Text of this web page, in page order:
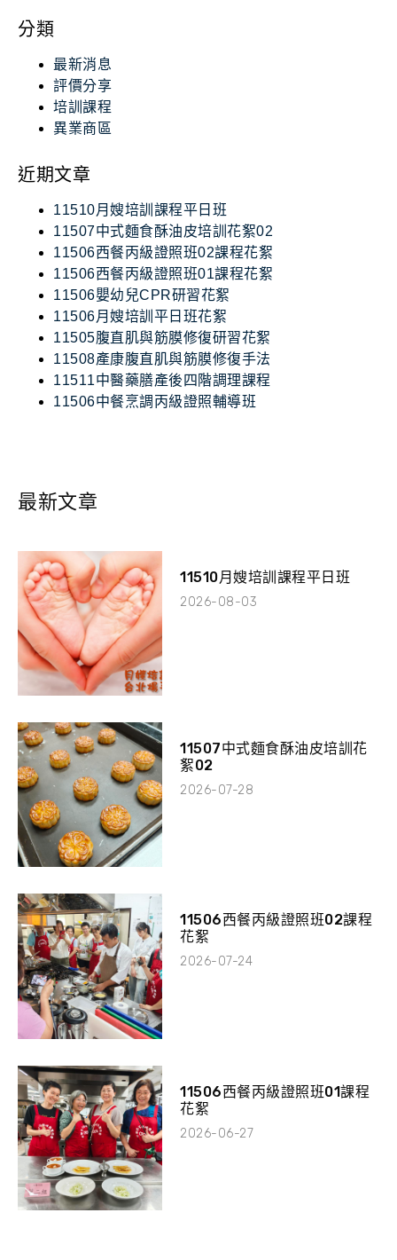
分類
最新消息
評價分享
培訓課程
異業商區
近期文章
11510月嫂培訓課程平日班
11507中式麵食酥油皮培訓花絮02
11506西餐丙級證照班02課程花絮
11506西餐丙級證照班01課程花絮
11506嬰幼兒CPR研習花絮
11506月嫂培訓平日班花絮
11505腹直肌與筋膜修復研習花絮
11508產康腹直肌與筋膜修復手法
11511中醫藥膳產後四階調理課程
11506中餐烹調丙級證照輔導班
最新文章
11510月嫂培訓課程平日班
2026-08-03
11507中式麵食酥油皮培訓花
絮02
2026-07-28
11506西餐丙級證照班02課程
花絮
2026-07-24
11506西餐丙級證照班01課程
花絮
2026-06-27